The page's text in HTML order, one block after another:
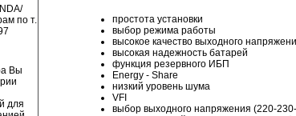
простота установки
выбор режима работы
высокое качество выходного
высокая надежность батарей
функция резервного ИБП
Energy - Share
низкий уровень шума
VFI
выбор выходного напряжения (220-
по т.
Вы
для